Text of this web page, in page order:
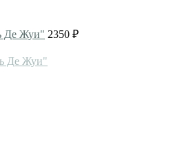
Де Жуи" 2350 ₽